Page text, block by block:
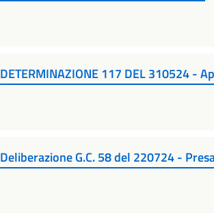
DETERMINAZIONE 117 DEL 310524 -
Deliberazione G.C. 58 del 220724 -